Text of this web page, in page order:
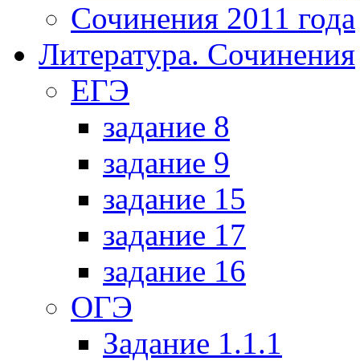
Сочинения 2011 года
Литература. Сочинения
ЕГЭ
задание 8
задание 9
задание 15
задание 17
задание 16
ОГЭ
Задание 1.1.1